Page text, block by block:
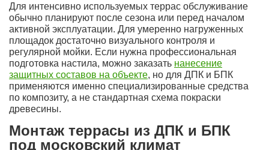
Для интенсивно используемых террас обслуживание
обычно планируют после сезона или перед началом
активной эксплуатации. Для умеренно нагруженных
площадок достаточно визуального контроля и
регулярной мойки. Если нужна профессиональная
подготовка настила, можно заказать нанесение
защитных составов на объекте, но для ДПК и БПК
применяются именно специализированные средства
по композиту, а не стандартная схема покраски
древесины.
Монтаж террасы из ДПК и БПК
под московский климат